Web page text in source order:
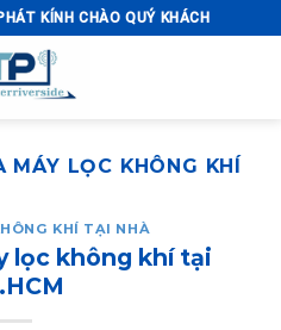
KÍNH CHÀO QUÝ KHÁCH
MÁY LỌC KHÔNG KHÍ
KHÍ TẠI NHÀ
lọc không khí tại